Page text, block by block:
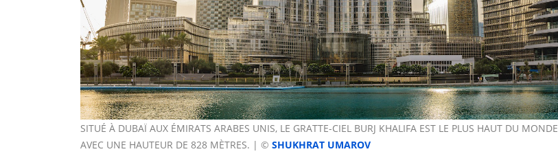
SITUÉ À DUBAÏ AUX ÉMIRATS ARABES UNIS, LE GRATTE-CIEL BURJ KHALIFA EST LE PLUS HAUT DU MONDE
AVEC UNE HAUTEUR DE 828 MÈTRES. | © SHUKHRAT UMAROV